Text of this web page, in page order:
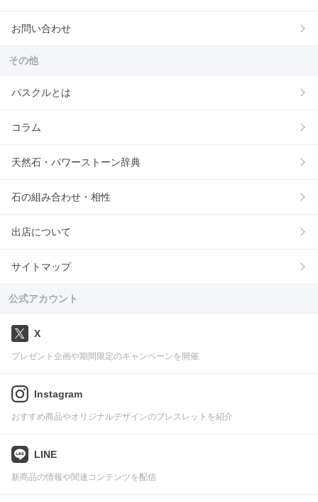
お問い合わせ
その他
パスクルとは
コラム
天然石・パワーストーン辞典
石の組み合わせ・相性
出店について
サイトマップ
公式アカウント
X
プレゼント企画や期間限定のキャンペーンを開催
Instagram
おすすめ商品やオリジナルデザインのブレスレットを紹介
LINE
新商品の情報や関連コンテンツを配信